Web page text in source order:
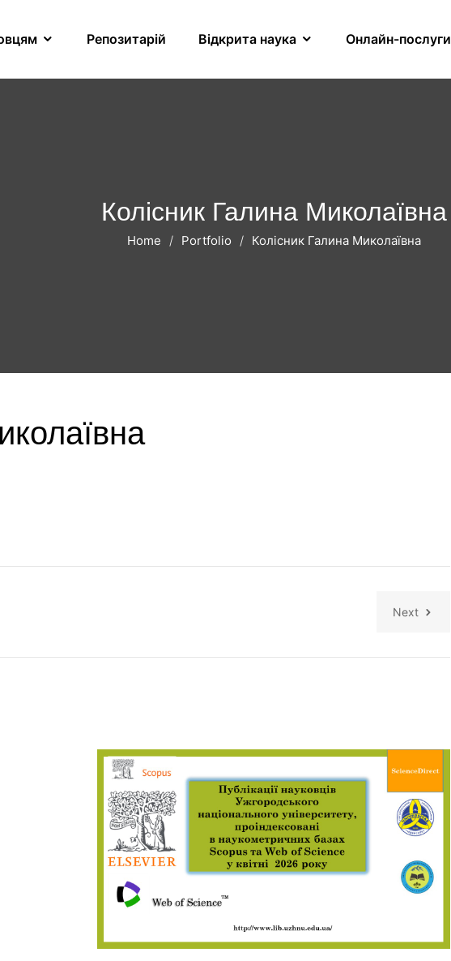
Репозитарій Відкрита наука Онлайн-послуги
Колісник Галина Миколаївна
Home Portfolio Колісник Галина Миколаївна
Next